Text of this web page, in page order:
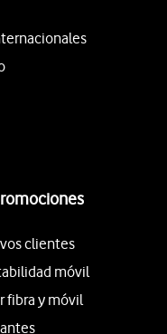
clientes
móvil
fibra y móvil